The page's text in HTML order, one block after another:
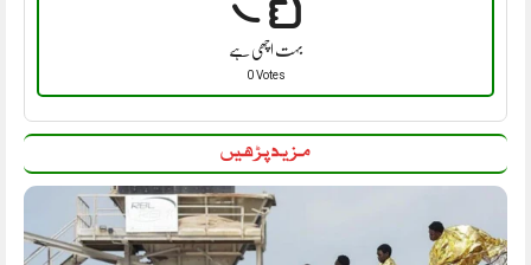
بہت اچھی ہے
0 Votes
مزید پڑھیں